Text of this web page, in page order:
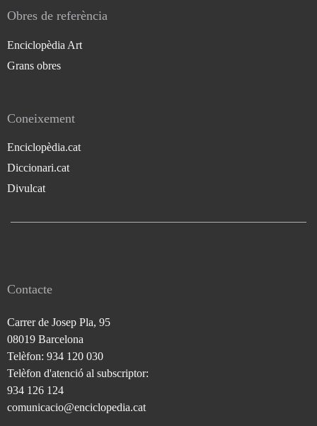
Obres de referència
Enciclopèdia Art
Grans obres
Coneixement
Enciclopèdia.cat
Diccionari.cat
Divulcat
Contacte
Carrer de Josep Pla, 95
08019 Barcelona
Telèfon: 934 120 030
Telèfon d'atenció al subscriptor:
934 126 124
comunicacio@enciclopedia.cat